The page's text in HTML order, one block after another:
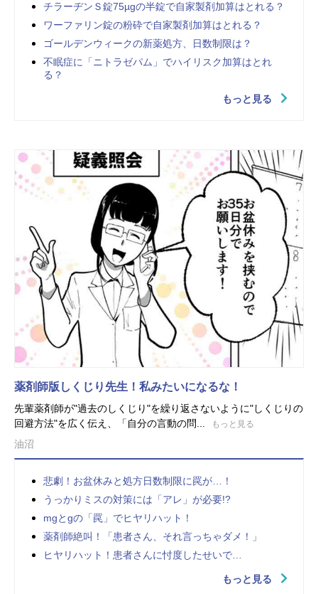
チラーヂンＳ錠75µgの半錠で自家製剤加算はとれる？
ワーファリン錠の粉砕で自家製剤加算はとれる？
ゴールデンウィークの新薬処方、日数制限は？
不眠症に「ニトラゼパム」でハイリスク加算はとれ
る？
もっと見る
薬剤師版しくじり先生！私みたいになるな！
先輩薬剤師が"過去のしくじり"を繰り返さないように"しくじりの
回避方法"を広く伝え、「自分の言動の問...
もっと見る
油沼
悲劇！お盆休みと処方日数制限に罠が…！
うっかりミスの対策には「アレ」が必要!?
mgとgの「罠」でヒヤリハット！
薬剤師絶叫！「患者さん、それ言っちゃダメ！」
ヒヤリハット！患者さんに忖度したせいで…
もっと見る